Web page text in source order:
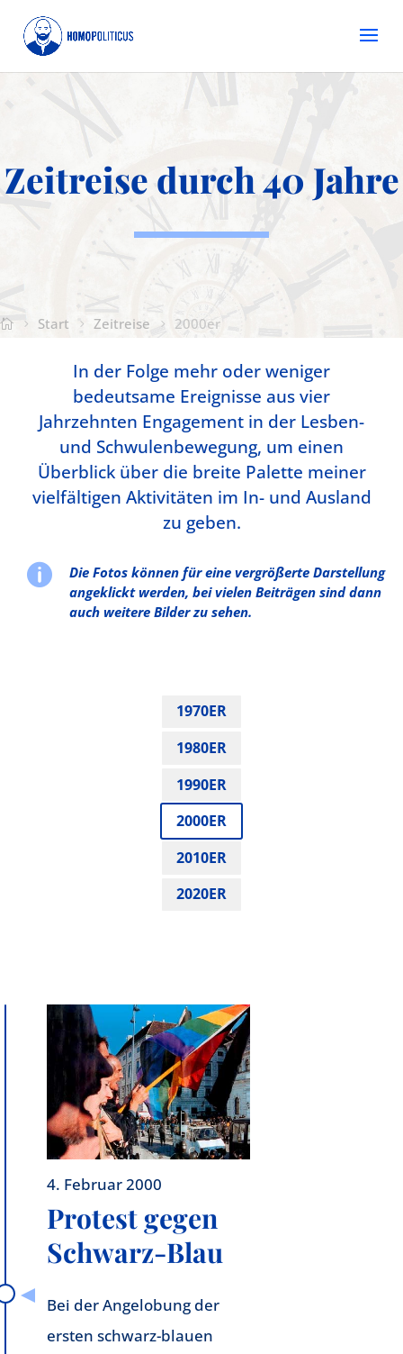
Zeitreise durch 40 Jahre
Start Zeitreise 2000er
In der Folge mehr oder weniger
bedeutsame Ereignisse aus vier
Jahrzehnten Engagement in der Lesben-
und Schwulenbewegung, um einen
Überblick über die breite Palette meiner
vielfältigen Aktivitäten im In- und Ausland
zu geben.

Die Fotos können für eine vergrößerte Darstellung
angeklickt werden, bei vielen Beiträgen sind dann
auch weitere Bilder zu sehen.
1970ER
1980ER
1990ER
2000ER
2010ER
2020ER
4. Februar 2000
Protest gegen
Schwarz-Blau
Bei der Angelobung der
ersten schwarz-blauen